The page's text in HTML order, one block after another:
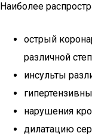
Наиболее
острый
различной
инсульты
нарушения
дилатацию